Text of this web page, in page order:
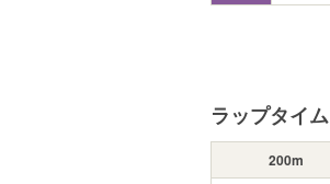
ラップタイム
200m